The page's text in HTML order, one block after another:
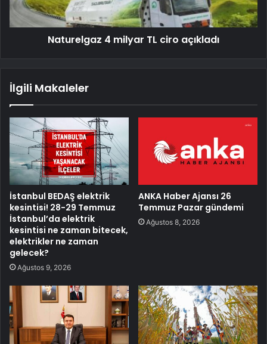
Naturelgaz 4 milyar TL ciro açıkladı
İlgili Makaleler
İstanbul BEDAŞ elektrik
kesintisi! 28-29 Temmuz
İstanbul’da elektrik
kesintisi ne zaman bitecek,
elektrikler ne zaman
gelecek?
Ağustos 9, 2026
ANKA Haber Ajansı 26
Temmuz Pazar gündemi
Ağustos 8, 2026